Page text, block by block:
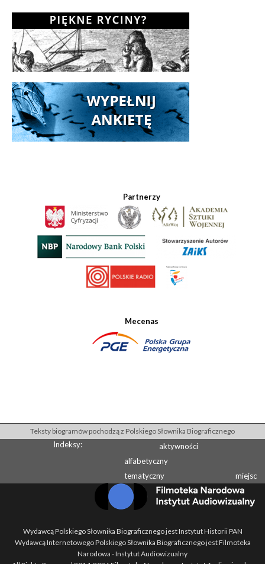
Partnerzy
Mecenas
Teksty biogramów pochodzą z Polskiego Słownika Biograficznego
Indeksy:
aktywności
alfabetyczny
tematyczny
miejsc
Wydawcą Polskiego Słownika Biograficznego jest Instytut Historii PAN
Wydawcą Internetowego Polskiego Słownika Biograficznego jest Filmoteka
Narodowa - Instytut Audiowizualny